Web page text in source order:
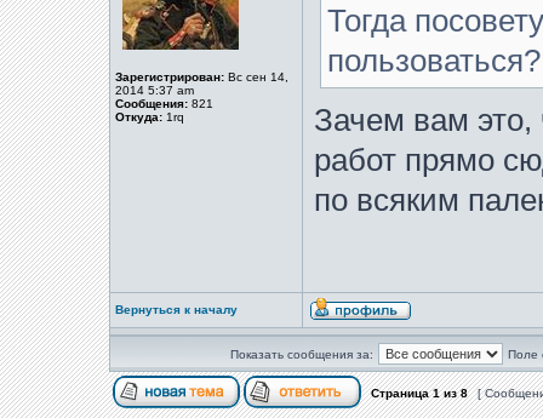
Зарегистрирован: Вс сен 14,
2014 5:37 am
Сообщения: 821
Откуда: 1rq
Тогда
пользоваться?
Зачем вам это,
работ прямо
по всяким
Вернуться к началу
Показать сообщения за: Поле
Страница1из8 [